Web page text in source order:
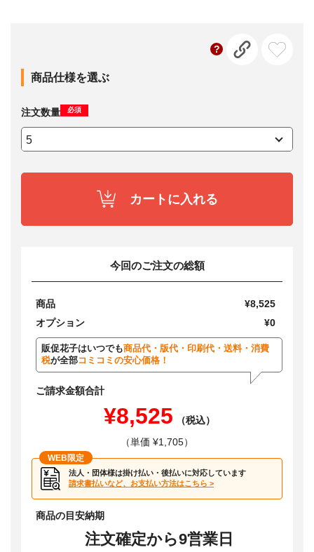
商品仕様を選ぶ
注文数量 必須
カートに入れる
今回のご注文の総額
商品
¥8,525
オプション
¥0
販促花子はいつでも商品代・版代・印刷代・送料・消費
税が全部コミコミの安心価格！
ご請求金額合計
¥8,525
（税込）
（単価 ¥1,705）
WEB限定
法人・団体様は掛け払い・後払いに対応しています
請求書払いなど、お支払い方法はこちら >
商品の目安納期
注文確定から9営業日